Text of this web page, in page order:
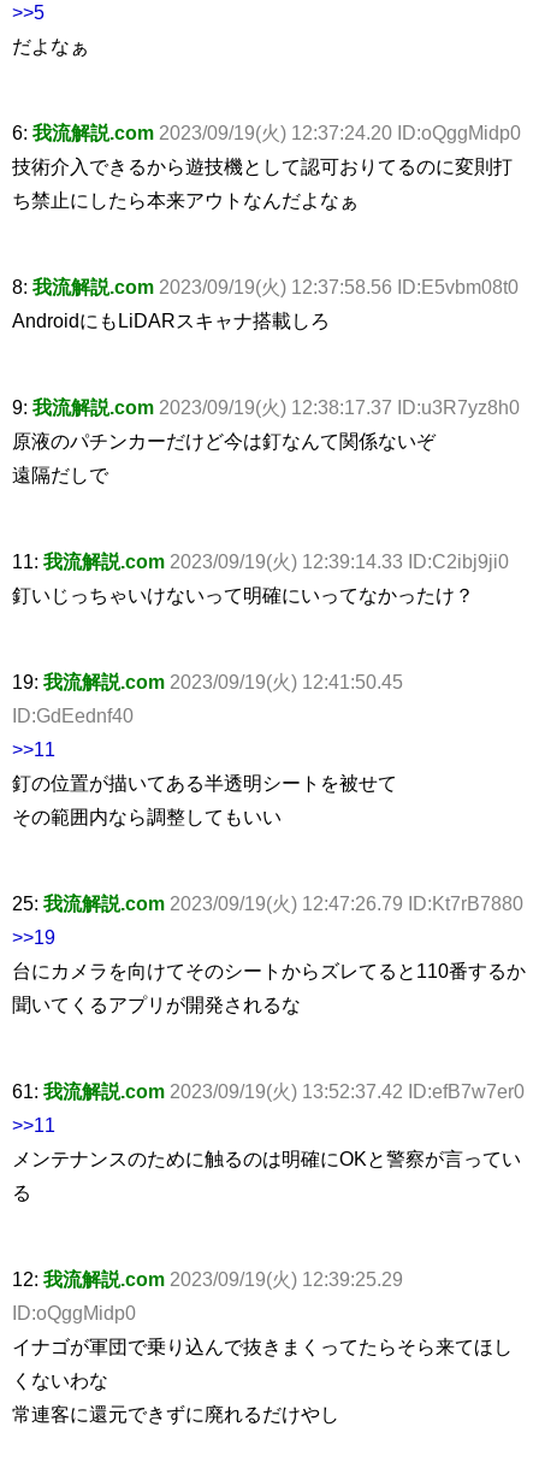
>>5
だよなぁ
6: 我流解説.com 2023/09/19(火) 12:37:24.20 ID:oQggMidp0
技術介入できるから遊技機として認可おりてるのに変則打
ち禁止にしたら本来アウトなんだよなぁ
8: 我流解説.com 2023/09/19(火) 12:37:58.56 ID:E5vbm08t0
AndroidにもLiDARスキャナ搭載しろ
9: 我流解説.com 2023/09/19(火) 12:38:17.37 ID:u3R7yz8h0
原液のパチンカーだけど今は釘なんて関係ないぞ
遠隔だしで
11: 我流解説.com 2023/09/19(火) 12:39:14.33 ID:C2ibj9ji0
釘いじっちゃいけないって明確にいってなかったけ？
19: 我流解説.com 2023/09/19(火) 12:41:50.45
ID:GdEednf40
>>11
釘の位置が描いてある半透明シートを被せて
その範囲内なら調整してもいい
25: 我流解説.com 2023/09/19(火) 12:47:26.79 ID:Kt7rB7880
>>19
台にカメラを向けてそのシートからズレてると110番するか
聞いてくるアプリが開発されるな
61: 我流解説.com 2023/09/19(火) 13:52:37.42 ID:efB7w7er0
>>11
メンテナンスのために触るのは明確にOKと警察が言ってい
る
12: 我流解説.com 2023/09/19(火) 12:39:25.29
ID:oQggMidp0
イナゴが軍団で乗り込んで抜きまくってたらそら来てほし
くないわな
常連客に還元できずに廃れるだけやし